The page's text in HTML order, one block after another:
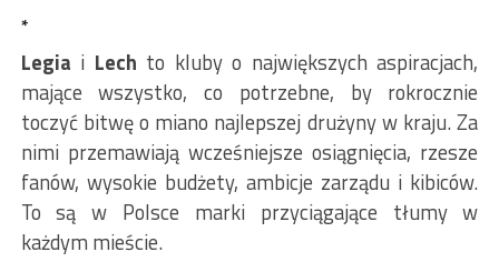
*
Legia i Lech to kluby o największych aspiracjach,
mające wszystko, co potrzebne, by rokrocznie
toczyć bitwę o miano najlepszej drużyny w kraju. Za
nimi przemawiają wcześniejsze osiągnięcia, rzesze
fanów, wysokie budżety, ambicje zarządu i kibiców.
To są w Polsce marki przyciągające tłumy w
każdym mieście.